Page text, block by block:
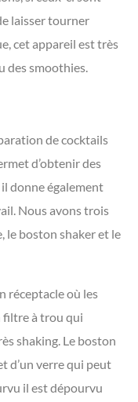
laisser tourner
cet appareil est très
des smoothies.
de cocktails
d’obtenir des
donne également
Nous avons trois
le boston shaker et le
réceptacle où les
filtre à trou qui
shaking. Le boston
d’un verre qui peut
il est dépourvu